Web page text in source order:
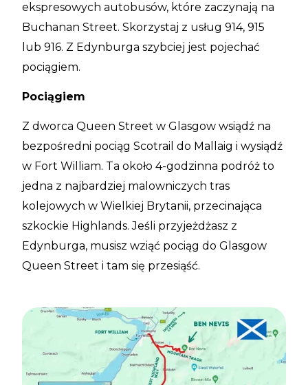
ekspresowych autobusów, które zaczynają na
Buchanan Street. Skorzystaj z usług 914, 915
lub 916. Z Edynburga szybciej jest pojechać
pociągiem.
Pociągiem
Z dworca Queen Street w Glasgow wsiądź na
bezpośredni pociąg Scotrail do Mallaig i wysiądź
w Fort William. Ta około 4-godzinna podróż to
jedna z najbardziej malowniczych tras
kolejowych w Wielkiej Brytanii, przecinająca
szkockie Highlands. Jeśli przyjeżdżasz z
Edynburga, musisz wziąć pociąg do Glasgow
Queen Street i tam się przesiąść.